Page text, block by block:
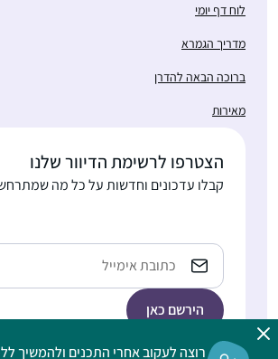
לוח דף יומי
מדריך הגמרא
ברוכה הבאה להדרן
מאירות
הצטרפו לרשימת הדיוור שלנו
קבלו עדכונים וחדשות על כל מה
Email
רוצה לעקוב אחרי התכנים ולהמשיך